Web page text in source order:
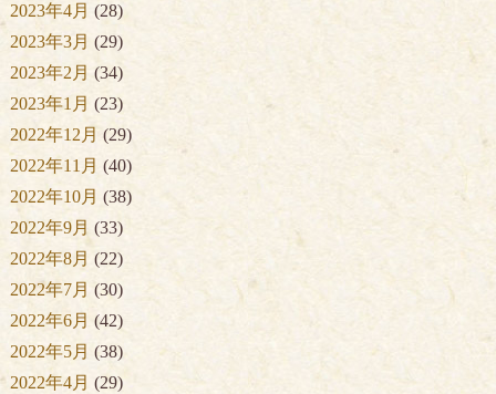
2023年4月 (28)
2023年3月 (29)
2023年2月 (34)
2023年1月 (23)
2022年12月 (29)
2022年11月 (40)
2022年10月 (38)
2022年9月 (33)
2022年8月 (22)
2022年7月 (30)
2022年6月 (42)
2022年5月 (38)
2022年4月 (29)